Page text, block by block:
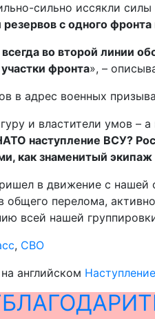
сильно иссякли
с одного фронта
всегда во второй линии
фронта», –
в адрес военных
и властители умов –
наступление ВСУ?
как знаменитый
в движение с
общего перелома,
всей нашей
, СВО
английском